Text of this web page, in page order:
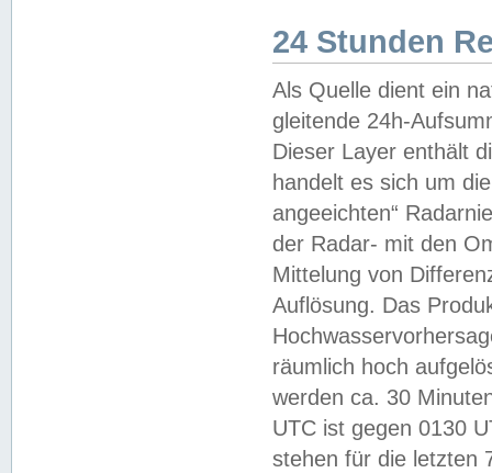
24 Stunden
Als Quelle dient ein
gleitende 24h-
Dieser Layer enthält
handelt es sich um
angeeichten“
der Radar- mit den
Mittelung von
Auflösung. Das
räumlich hoch
werden ca. 30
UTC ist gegen 0130
stehen für die letzten